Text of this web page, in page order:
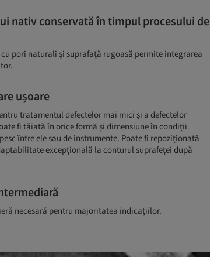
nativ conservată în timpul procesului de
cu pori naturali și suprafață rugoasă permite integrarea
ușoare
tratamentul defectelor mai mici și a defectelor
fi tăiată în orice formă și dimensiune în condiții
între ele sau de instrumente. Poate fi repoziționată
excepțională la conturul suprafeței după
necesară pentru majoritatea indicațiilor.